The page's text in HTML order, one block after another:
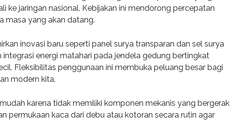
ke jaringan nasional. Kebijakan ini mendorong percepatan
masa yang akan datang.
inovasi baru seperti panel surya transparan dan sel surya
energi matahari pada jendela gedung bertingkat
Fleksibilitas penggunaan ini membuka peluang besar bagi
modern kita.
karena tidak memiliki komponen mekanis yang bergerak
permukaan kaca dari debu atau kotoran secara rutin agar
Morris
LLC
Victoria Porter
CTO at Smarty PTY